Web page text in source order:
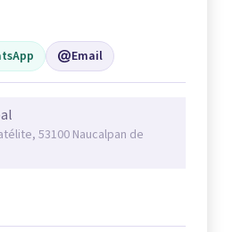
Email
53100 Naucalpan de